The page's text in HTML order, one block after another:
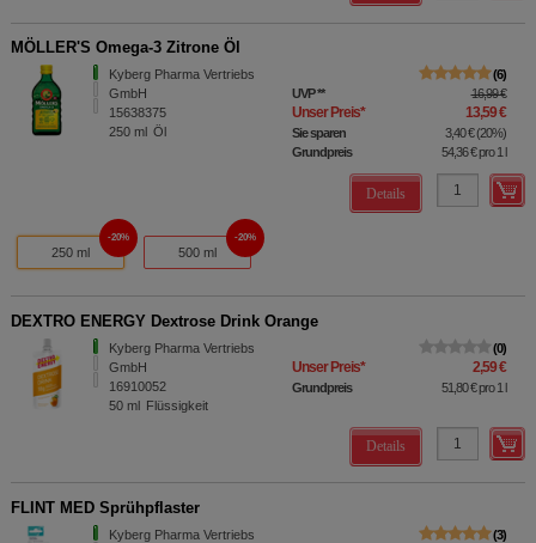
MÖLLER'S Omega-3 Zitrone Öl
Kyberg Pharma Vertriebs
GmbH
15638375
250 ml Öl
6
UVP** 16,99 €
Unser Preis* 13,59 €
Sie sparen 3,40 €(20%)
Grundpreis
54,36 €pro 1 l
Details
250 ml
20%
500 ml
20%
DEXTRO ENERGY Dextrose Drink Orange
Kyberg Pharma Vertriebs
GmbH
16910052
50 ml Flüssigkeit
0
Unser Preis* 2,59 €
Grundpreis 51,80 €pro 1 l
Details
FLINT MED Sprühpflaster
Kyberg Pharma Vertriebs
3